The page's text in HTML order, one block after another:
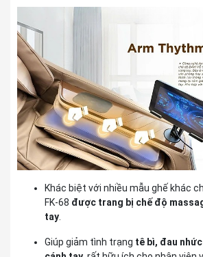
Khác biệt với nhiều mẫu ghế khác
FK-68 được trang bị chế độ
tay
Giúp giảm tình trạng tê bì, đau